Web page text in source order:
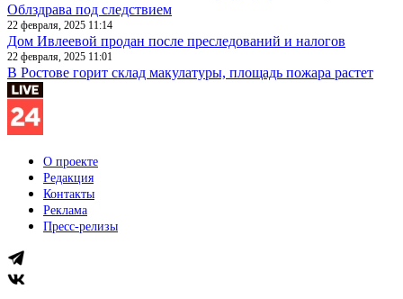
Облздрава под следствием
22 февраля, 2025 11:14
Дом Ивлеевой продан после преследований и налогов
22 февраля, 2025 11:01
В Ростове горит склад макулатуры, площадь пожара растет
О проекте
Редакция
Контакты
Реклама
Пресс-релизы